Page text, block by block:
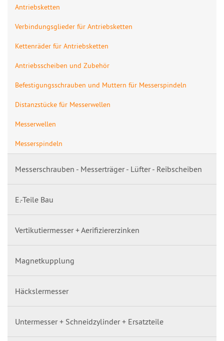
Antriebsketten
Verbindungsglieder für Antriebsketten
Kettenräder für Antriebsketten
Antriebsscheiben und Zubehör
Befestigungsschrauben und Muttern für Messerspindeln
Distanzstücke für Messerwellen
Messerwellen
Messerspindeln
Messerschrauben - Messerträger - Lüfter - Reibscheiben
E.-Teile Bau
Vertikutiermesser + Aerifiziererzinken
Magnetkupplung
Häckslermesser
Untermesser + Schneidzylinder + Ersatzteile